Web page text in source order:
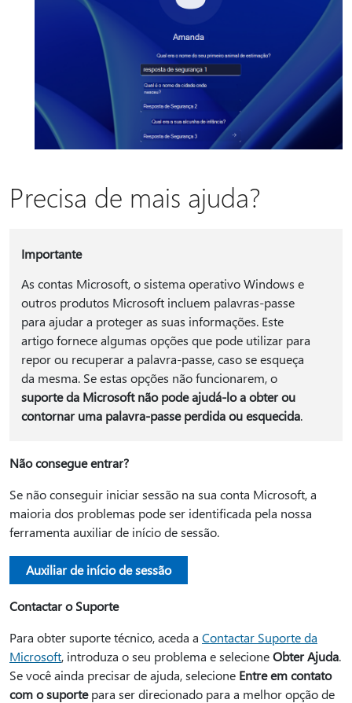
Precisa de mais ajuda?
Importante
As contas Microsoft, o sistema operativo Windows e
outros produtos Microsoft incluem palavras-passe
para ajudar a proteger as suas informações. Este
artigo fornece algumas opções que pode utilizar para
repor ou recuperar a palavra-passe, caso se esqueça
da mesma. Se estas opções não funcionarem, o
suporte da Microsoft não pode ajudá-lo a obter ou
contornar uma palavra-passe perdida ou esquecida.
Não consegue entrar?
Se não conseguir iniciar sessão na sua conta Microsoft, a
maioria dos problemas pode ser identificada pela nossa
ferramenta auxiliar de início de sessão.
Auxiliar de início de sessão
Contactar o Suporte
Para obter suporte técnico, aceda a Contactar Suporte da
Microsoft, introduza o seu problema e selecioneObter Ajuda.
Se você ainda precisar de ajuda, selecione Entre em contato
com o suportepara ser direcionado para a melhor opção de